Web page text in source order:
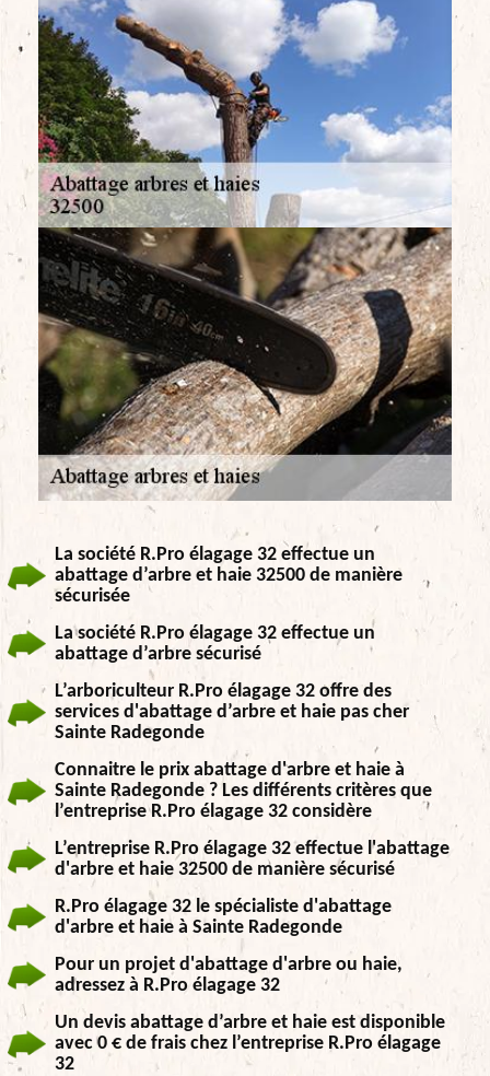
La société R.Pro élagage 32 effectue un
abattage d’arbre et haie 32500 de manière
sécurisée
La société R.Pro élagage 32 effectue un
abattage d’arbre sécurisé
L’arboriculteur R.Pro élagage 32 offre des
services d'abattage d’arbre et haie pas cher
Sainte Radegonde
Connaitre le prix abattage d'arbre et haie à
Sainte Radegonde ? Les différents critères que
l’entreprise R.Pro élagage 32 considère
L’entreprise R.Pro élagage 32 effectue l'abattage
d'arbre et haie 32500 de manière sécurisé
R.Pro élagage 32 le spécialiste d'abattage
d'arbre et haie à Sainte Radegonde
Pour un projet d'abattage d'arbre ou haie,
adressez à R.Pro élagage 32
Un devis abattage d’arbre et haie est disponible
avec 0 € de frais chez l’entreprise R.Pro élagage
32